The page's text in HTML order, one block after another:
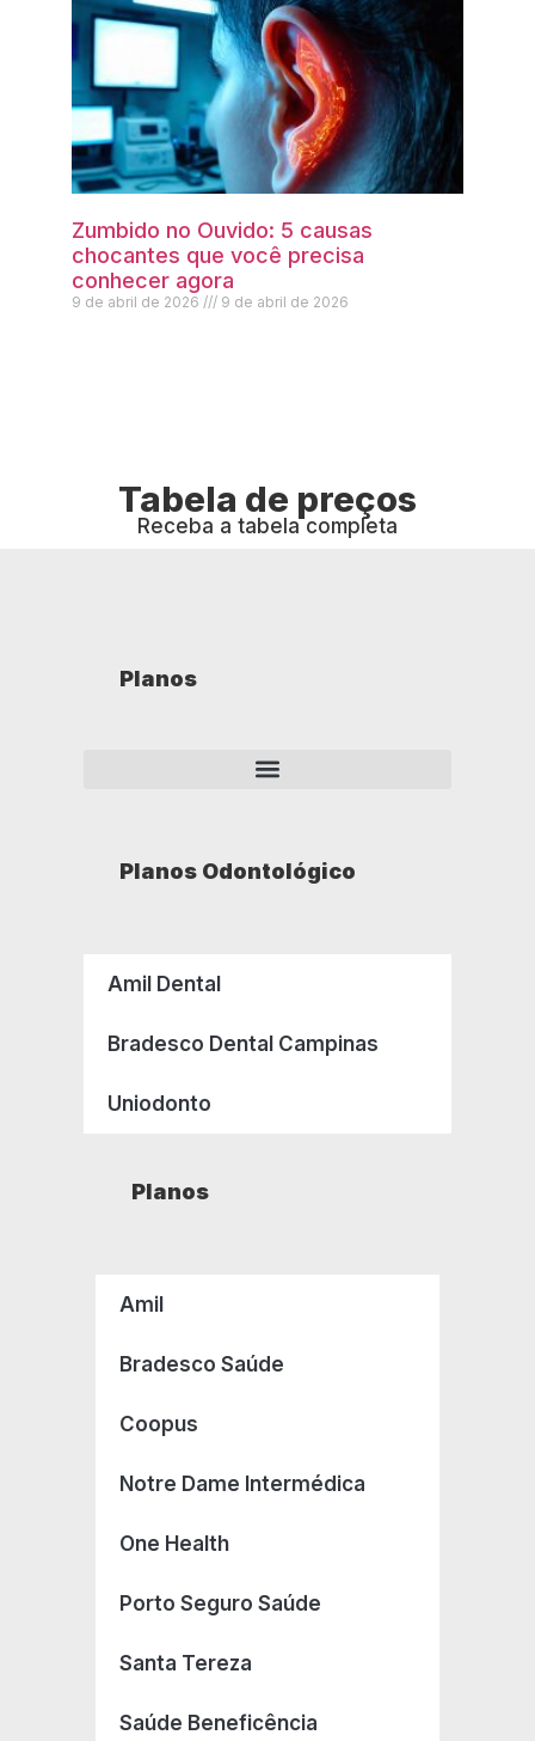
Zumbido no Ouvido: 5 causas
chocantes que você precisa
conhecer agora
9 de abril de 2026 9 de abril de 2026
Tabela de preços
Receba a tabela completa
Planos
Planos Odontológico
Amil Dental
Bradesco Dental Campinas
Uniodonto
Planos
Amil
Bradesco Saúde
Coopus
Notre Dame Intermédica
One Health
Porto Seguro Saúde
Santa Tereza
Saúde Beneficência